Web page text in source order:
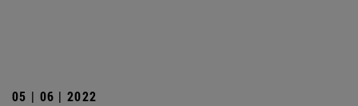
05 | 06 | 2022